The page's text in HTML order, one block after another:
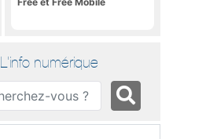
L'info numérique